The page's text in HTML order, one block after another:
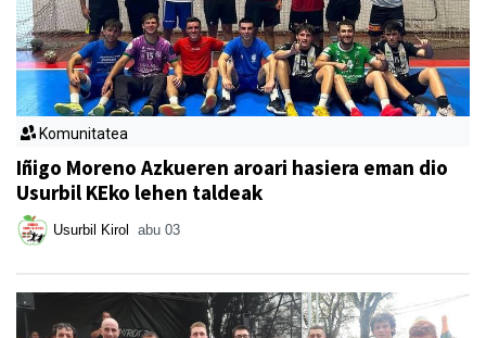
Komunitatea
Iñigo Moreno Azkueren aroari hasiera eman dio
Usurbil KEko lehen taldeak
Usurbil Kirol abu 03